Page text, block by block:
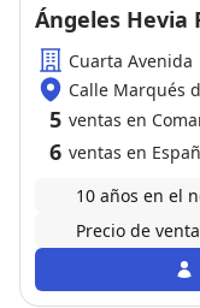
Ángeles Hevia
Cuarta Avenida
Calle Marqués
5 ventas en
6 ventas en
10 años en el
Precio de